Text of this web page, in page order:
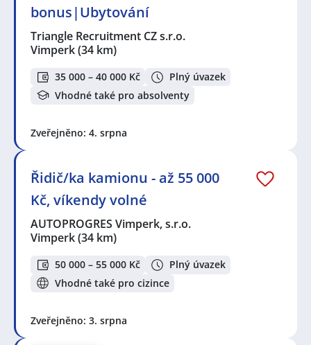
bonus|Ubytování
Triangle Recruitment CZ s.r.o.
Vimperk(34 km)
35 000 – 40 000 Kč
Plný úvazek
Vhodné také pro absolventy
Zveřejněno: 4. srpna
Řidič/ka kamionu - až 55 000
Kč, víkendy volné
AUTOPROGRES Vimperk, s.r.o.
Vimperk(34 km)
50 000 – 55 000 Kč
Plný úvazek
Vhodné také pro cizince
Zveřejněno: 3. srpna